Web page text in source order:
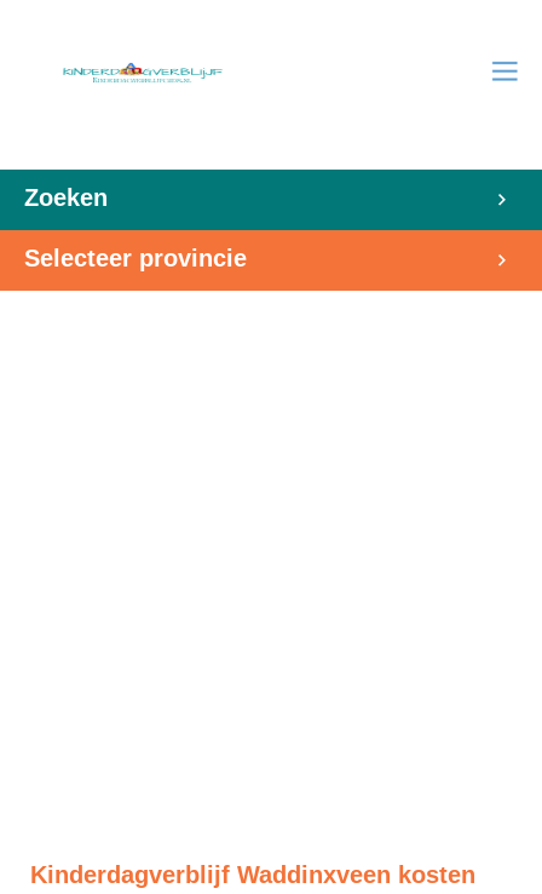
Zoeken
Selecteer provincie
Kinderdagverblijf Waddinxveen kosten